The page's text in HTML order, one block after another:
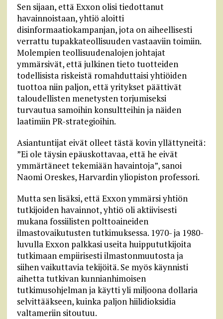
Sen sijaan, että Exxon olisi tiedottanut
havainnoistaan, yhtiö aloitti
disinformaatiokampanjan, jota on aiheellisesti
verrattu tupakkateollisuuden vastaaviin toimiin.
Molempien teollisuudenalojen johtajat
ymmärsivät, että julkinen tieto tuotteiden
todellisista riskeistä romahduttaisi yhtiöiden
tuottoa niin paljon, että yritykset päättivät
taloudellisten menetysten torjumiseksi
turvautua samoihin konsultteihin ja näiden
laatimiin PR-strategioihin.
Asiantuntijat eivät olleet tästä kovin yllättyneitä:
”Ei ole täysin epäuskottavaa, että he eivät
ymmärtäneet tekemiään havaintoja”, sanoi
Naomi Oreskes, Harvardin yliopiston professori.
Mutta sen lisäksi, että Exxon ymmärsi yhtiön
tutkijoiden havainnot, yhtiö oli aktiivisesti
mukana fossiilisten polttoaineiden
ilmastovaikutusten tutkimuksessa. 1970- ja 1980-
luvulla Exxon palkkasi useita huippututkijoita
tutkimaan empiirisesti ilmastonmuutosta ja
siihen vaikuttavia tekijöitä. Se myös käynnisti
aihetta tutkivan kunnianhimoisen
tutkimusohjelman ja käytti yli miljoona dollaria
selvittääkseen, kuinka paljon hiilidioksidia
valtameriin sitoutuu.